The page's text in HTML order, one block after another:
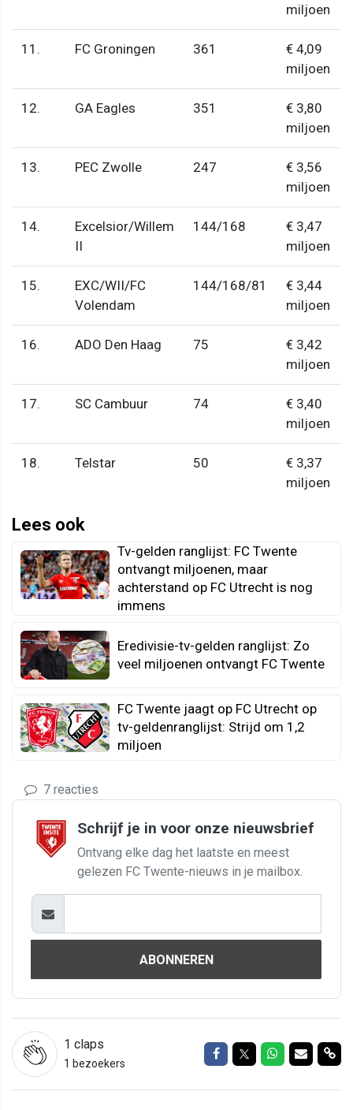
miljoen
11. FC Groningen 361
€ 4,09
miljoen
12. GA Eagles 351
€ 3,80
miljoen
13. PEC Zwolle 247
€ 3,56
miljoen
14.
Excelsior/Willem
II
144/168
€ 3,47
miljoen
15.
EXC/WII/FC
Volendam
144/168/81
€ 3,44
miljoen
16. ADO Den Haag 75
€ 3,42
miljoen
17. SC Cambuur 74
€ 3,40
miljoen
18. Telstar 50
€ 3,37
miljoen
Lees ook
Tv-gelden ranglijst: FC Twente
ontvangt miljoenen, maar
achterstand op FC Utrecht is nog
immens
Eredivisie-tv-gelden ranglijst: Zo
veel miljoenen ontvangt FC Twente
FC Twente jaagt op FC Utrecht op
tv-geldenranglijst: Strijd om 1,2
miljoen
7 reacties
Schrijf je in voor onze nieuwsbrief
Ontvang elke dag het laatste en meest
gelezen FC Twente-nieuws in je mailbox.
ABONNEREN
1 claps
1 bezoekers
Delen op Facebook
Delen op Twitter
Delen op
Delen